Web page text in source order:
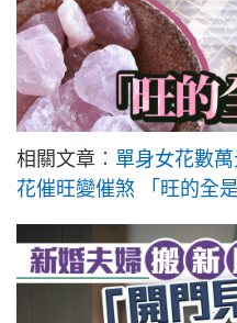
相關文章︰ 單身女花數
花催旺變催煞 「旺的全